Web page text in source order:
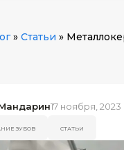
» Статьи »
17 ноября, 2023
ЗУБОВ СТАТЬИ